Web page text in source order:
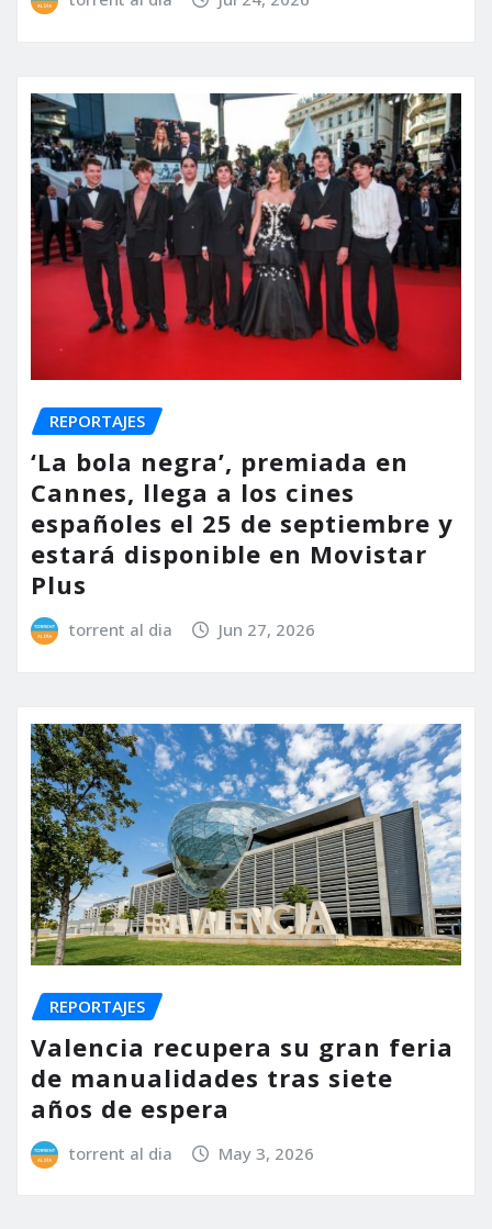
REPORTAJES
‘La bola negra’, premiada en
Cannes, llega a los cines
españoles el 25 de septiembre y
estará disponible en Movistar
Plus
torrent al dia Jun 27, 2026
REPORTAJES
Valencia recupera su gran feria
de manualidades tras siete
años de espera
torrent al dia May 3, 2026